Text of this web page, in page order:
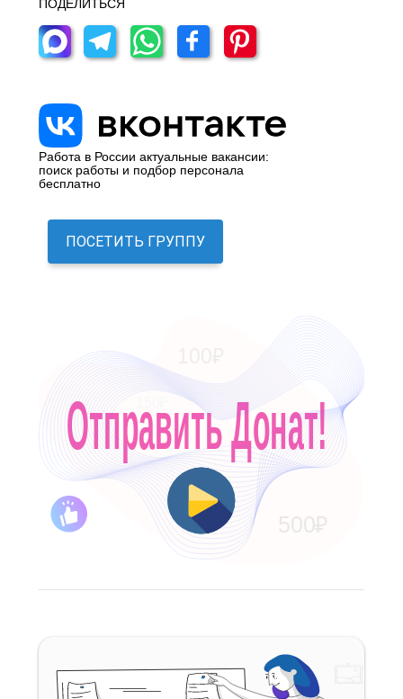
ПОДЕЛИТЬСЯ
Работа в России актуальные вакансии:
поиск работы и подбор персонала
бесплатно
ПОСЕТИТЬ ГРУППУ